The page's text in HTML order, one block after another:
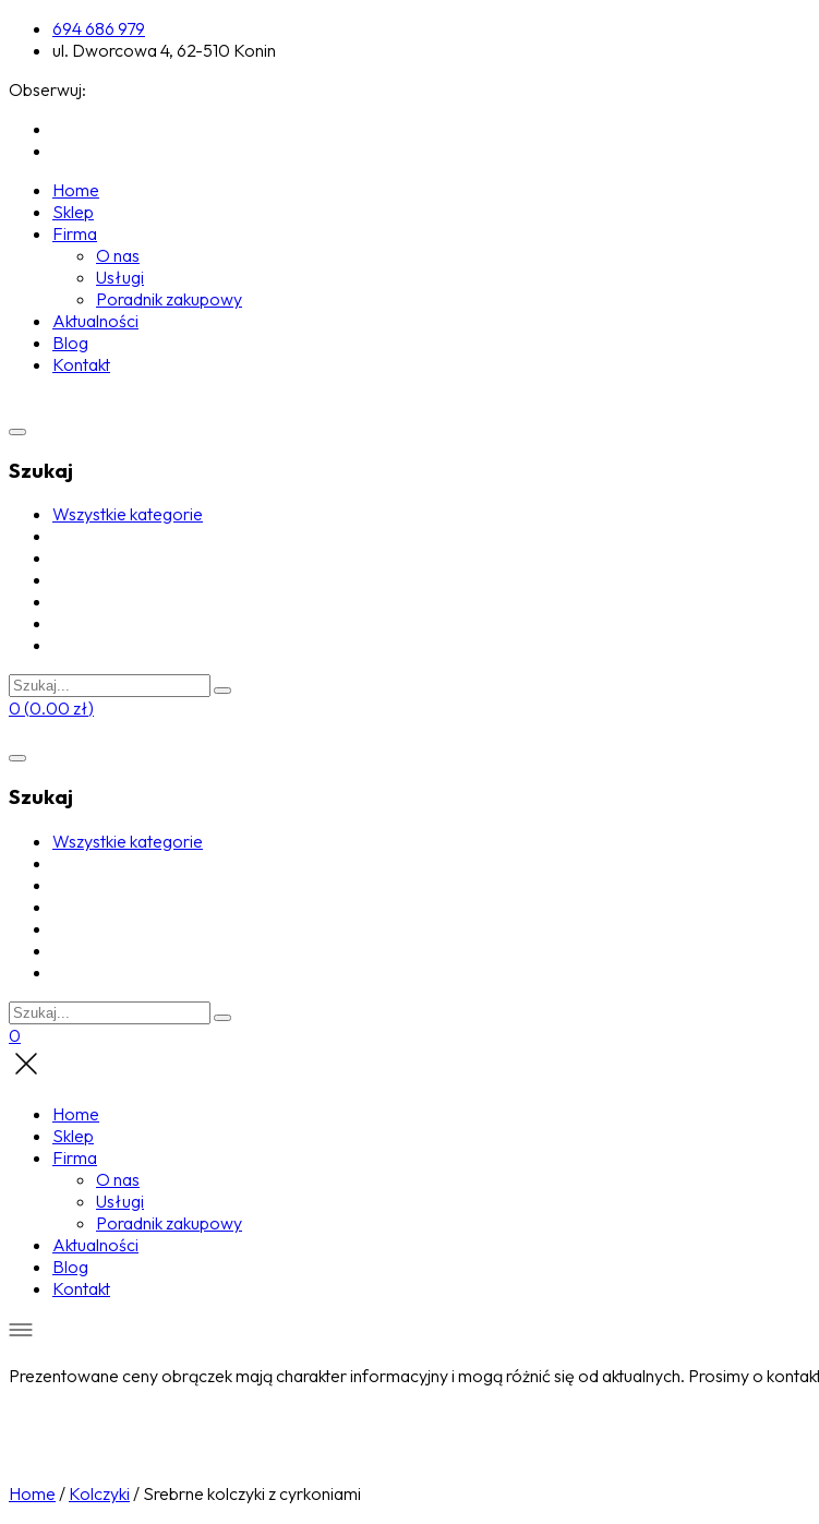
694 686 979
ul. Dworcowa 4, 62-510 Konin
Obserwuj:
Home
Sklep
Firma
O nas
Usługi
Poradnik zakupowy
Aktualności
Blog
Kontakt
Szukaj
Wszystkie kategorie
0 (0.00 zł)
Szukaj
Wszystkie kategorie
0
Home
Sklep
Firma
O nas
Usługi
Poradnik zakupowy
Aktualności
Blog
Kontakt
Prezentowane ceny obrączek mają charakter informacyjny i mogą różnić się od aktualnych. Prosimy o
Home / Kolczyki / Srebrne kolczyki z cyrkoniami